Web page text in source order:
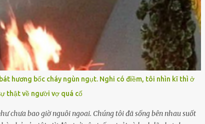
cá nhân. Chu Ngọc Quang Vinh làm việc với cơ quan chức
hương bốc cháy ngùn ngụt. Nghi có điềm, tôi nhìn kĩ thì ở
thật về người vợ quá cố
chưa bao giờ nguôi ngoai. Chúng tôi đã sống bên nhau suốt